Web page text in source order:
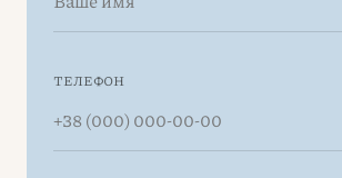
ТЕЛЕФОН